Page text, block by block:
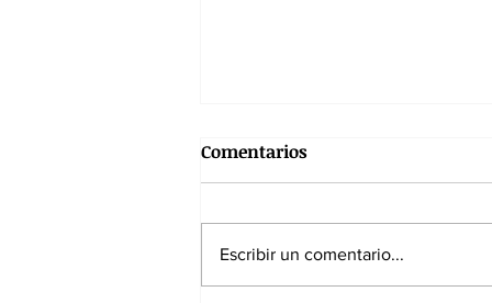
Comentarios
Escribir un comentario...